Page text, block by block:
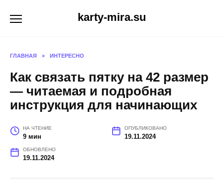
karty-mira.su
ГЛАВНАЯ » ИНТЕРЕСНО
Как связать пятку на 42 размер
— читаемая и подробная
инструкция для начинающих
НА ЧТЕНИЕ
9 мин
ОПУБЛИКОВАНО
19.11.2024
ОБНОВЛЕНО
19.11.2024